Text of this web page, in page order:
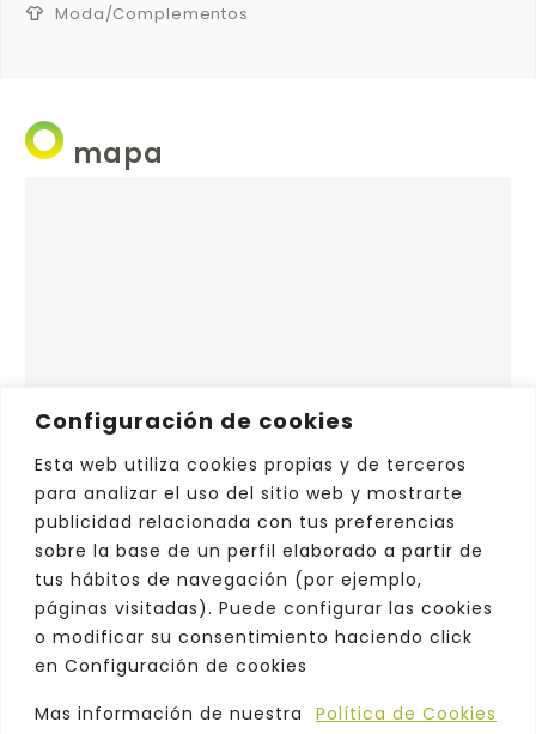
Configuración de cookies
Esta web utiliza cookies propias y de terceros
para analizar el uso del sitio web y mostrarte
publicidad relacionada con tus preferencias
sobre la base de un perfil elaborado a partir de
tus hábitos de navegación (por ejemplo,
páginas visitadas). Puede configurar las cookies
o modificar su consentimiento haciendo click
en Configuración de cookies
Mas información de nuestra
Política de Cookies

 Moda/Complementos
mapa